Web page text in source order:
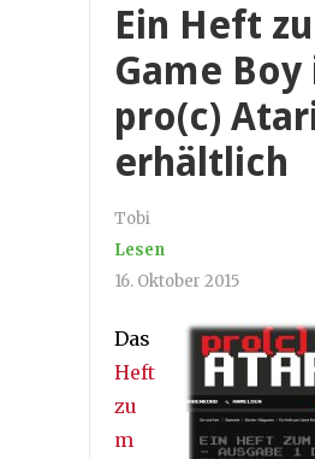
Ein Heft
Game Boy
pro(c)
erhältlich
Tobi
Lesen
16. Oktober 2015
Das
Heft
zu
m